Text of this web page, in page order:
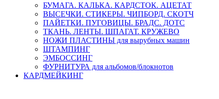
БУМАГА. КАЛЬКА. КАРДСТОК. АЦЕТАТ
ВЫСЕЧКИ. СТИКЕРЫ. ЧИПБОРД. СКОТЧ
ПАЙЕТКИ. ПУГОВИЦЫ. БРАДС. ДОТС
ТКАНЬ. ЛЕНТЫ. ШПАГАТ. КРУЖЕВО
НОЖИ ПЛАСТИНЫ для вырубных машин
ШТАМПИНГ
ЭМБОССИНГ
ФУРНИТУРА для альбомов/блокнотов
КАРДМЕЙКИНГ